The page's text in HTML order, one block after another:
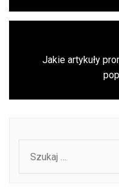
Jakie artykuły